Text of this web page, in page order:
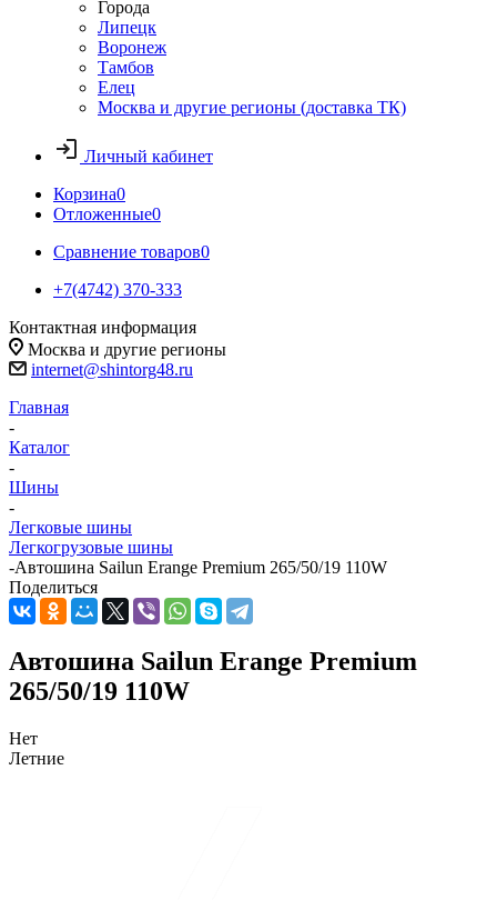
Города
Липецк
Воронеж
Тамбов
Елец
Москва и другие регионы (доставка ТК)
Личный кабинет
Корзина0
Отложенные0
Сравнение товаров0
+7(4742) 370-333
Контактная информация
Москва и другие регионы
internet@shintorg48.ru
Главная
-
Каталог
-
Шины
-
Легковые шины
Легкогрузовые шины
-Автошина Sailun Erange Premium 265/50/19 110W
Поделиться
Автошина Sailun Erange Premium
265/50/19 110W
Нет
Летние